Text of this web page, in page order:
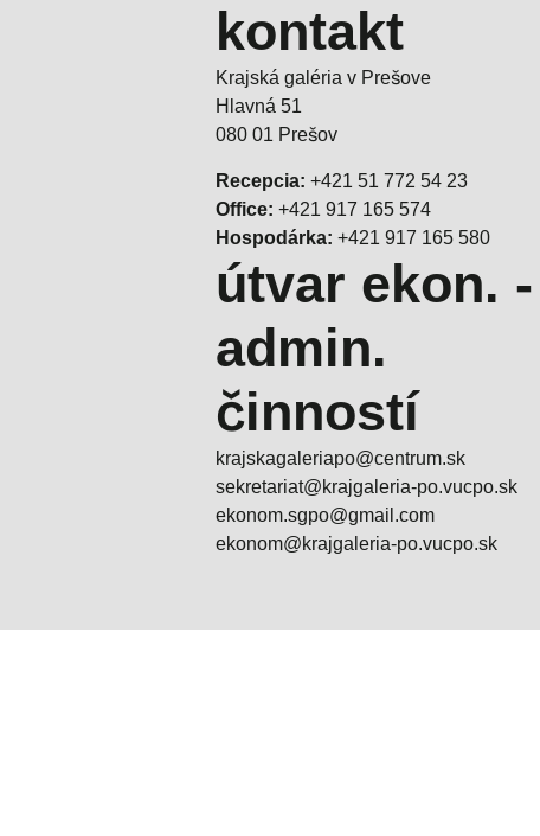
kontakt
Krajská galéria v Prešove
Hlavná 51
080 01 Prešov
Recepcia: +421 51 772 54 23
Office: +421 917 165 574
Hospodárka: +421 917 165 580
útvar ekon. -
admin.
činností
krajskagaleriapo@centrum.sk
sekretariat@krajgaleria-po.vucpo.sk
ekonom.sgpo@gmail.com
ekonom@krajgaleria-po.vucpo.sk